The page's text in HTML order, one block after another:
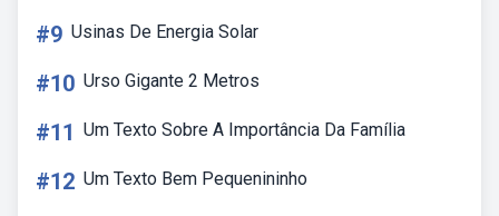
#9 Usinas De Energia Solar
#10 Urso Gigante 2 Metros
#11 Um Texto Sobre A Importância Da Família
#12 Um Texto Bem Pequenininho